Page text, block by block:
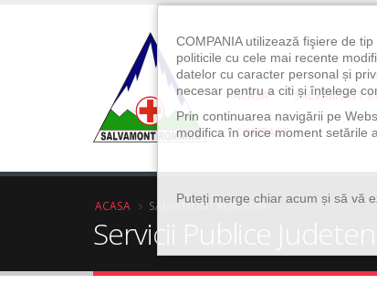
ACASA SALVAMONT
CONTACT
ACASA SALVAMONT ROMANIA
Servicii Publice
COMPANIA utilizează fişiere de
politicile cu cele mai recente
datelor cu caracter personal și
necesar pentru a citi și înțelege
Prin continuarea navigării pe
modifica în orice moment setările
Puteți merge chiar acum și să vă